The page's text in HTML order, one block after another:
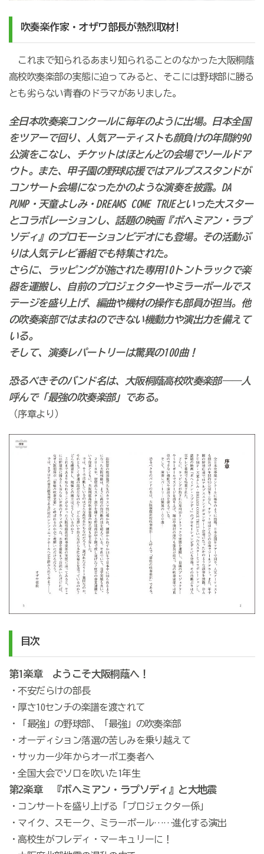
吹奏楽作家・オザワ部長が熱烈取材!
これまで知られるあまり知られることのなかった大阪桐蔭
高校吹奏楽部の実態に迫ってみると、そこには野球部に勝る
とも劣らない青春のドラマがありました。
全日本吹奏楽コンクールに毎年のように出場。日本全国
をツアーで回り、人気アーティストも顔負けの年間約90
公演をこなし、チケットはほとんどの会場でソールドア
ウト。また、甲子園の野球応援ではアルプススタンドが
コンサート会場になったかのような演奏を披露。DA
PUMP・天童よしみ・DREAMS COME TRUEといった大スター
とコラボレーションし、話題の映画『ボヘミアン・ラプ
ソディ』のプロモーションビデオにも登場。その活動ぶ
りは人気テレビ番組でも特集された。
さらに、ラッピングが施された専用10トントラックで楽
器を運搬し、自前のプロジェクターやミラーボールでス
テージを盛り上げ、編曲や機材の操作も部員が担当。他
の吹奏楽部ではまねのできない機動力や演出力を備えて
いる。
そして、演奏レパートリーは驚異の100曲！
恐るべきそのバンド名は、大阪桐蔭高校吹奏楽部――人
呼んで「最強の吹奏楽部」である。
（序章より）
目次
第1楽章 ようこそ大阪桐蔭へ！
・不安だらけの部長
・厚さ10センチの楽譜を渡されて
・「最強」の野球部、「最強」の吹奏楽部
・オーディション落選の苦しみを乗り越えて
・サッカー少年からオーボエ奏者へ
・全国大会でソロを吹いた1年生
第2楽章 『ボヘミアン・ラプソディ』と大地震
・コンサートを盛り上げる「プロジェクター係」
・マイク、スモーク、ミラーボール……進化する演出
・高校生がフレディ・マーキュリーに！